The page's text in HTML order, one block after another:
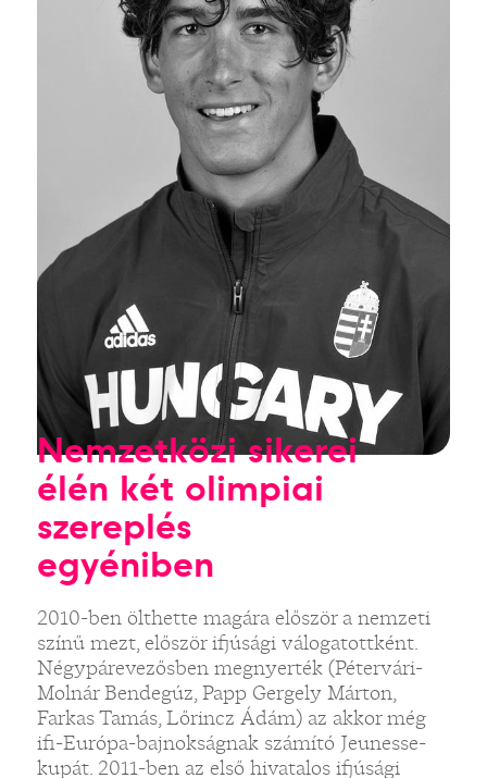
Nemzetközi sikerei
élén két olimpiai
szereplés
egyéniben
2010-ben ölthette magára először a nemzeti
színű mezt, először ifjúsági válogatottként.
Négypárevezősben megnyerték (Pétervári-
Molnár Bendegúz, Papp Gergely Márton,
Farkas Tamás, Lőrincz Ádám) az akkor még
ifi-Európa-bajnokságnak számító Jeunesse-
kupát. 2011-ben az első hivatalos ifjúsági